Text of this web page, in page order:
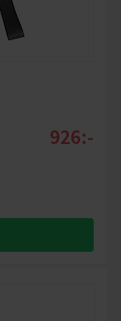
926:-